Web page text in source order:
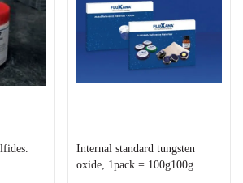
Internal standard tungsten
oxide, 1pack = 100g100g